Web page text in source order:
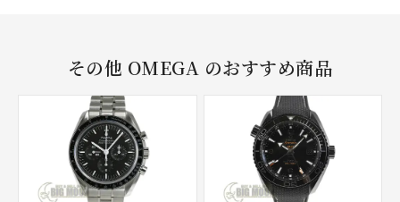
その他 OMEGA のおすすめ商品